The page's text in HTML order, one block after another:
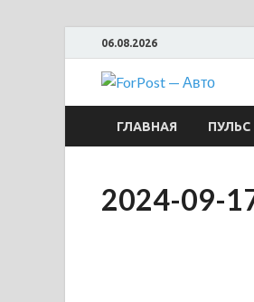
06.08.2026
ГЛАВНАЯ ПУЛЬС
2024-09-